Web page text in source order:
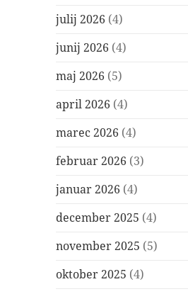
julij 2026 (4)
junij 2026 (4)
maj 2026 (5)
april 2026 (4)
marec 2026 (4)
februar 2026 (3)
januar 2026 (4)
december 2025 (4)
november 2025 (5)
oktober 2025 (4)